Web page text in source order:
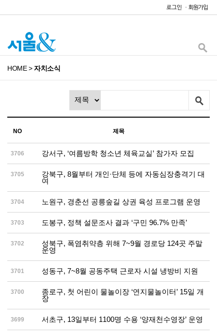
HOME>자치소식
NO 제목
3706 강서구, ‘여름방학 청소년 체육교실’ 참가자 모집
3705
강북구, 8월부터 개인·단체 등에 자동심장충격기 대
여
3704 노원구, 경춘선 공릉숲길 상권 육성 프로그램 운영
3703 도봉구, 정책 설문조사 결과 ‘구민 96.7% 만족’
3702
성북구, 폭염취약층 위해 7~9월 경로당 124곳 주말
운영
3701 성동구, 7~8월 공동주택 근로자 시설 냉방비 지원
3700
종로구, 첫 어린이 물놀이장 ‘연지물놀이터’ 15일 개
장
3699 서초구, 13일부터 1100명 수용 ‘양재천수영장’ 운영